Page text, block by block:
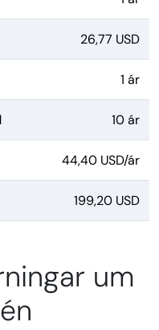
26,77 USD
1 ár
10 ár
44,40 USD/ár
199,20 USD
um